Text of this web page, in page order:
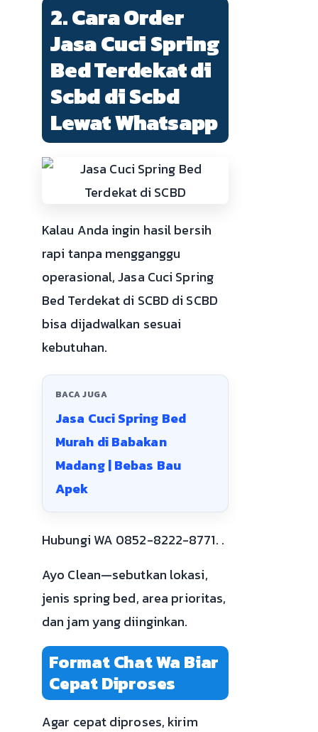
2. Cara Order
Jasa Cuci Spring
Bed Terdekat di
Scbd di Scbd
Lewat Whatsapp
Kalau Anda ingin hasil bersih
rapi tanpa mengganggu
operasional, Jasa Cuci Spring
Bed Terdekat di SCBD di SCBD
bisa dijadwalkan sesuai
kebutuhan.
BACA JUGA
Jasa Cuci Spring Bed
Murah di Babakan
Madang | Bebas Bau
Apek
Hubungi WA 0852-8222-8771. .
Ayo Clean—sebutkan lokasi,
jenis spring bed, area prioritas,
dan jam yang diinginkan.
Format Chat Wa Biar
Cepat Diproses
Agar cepat diproses, kirim